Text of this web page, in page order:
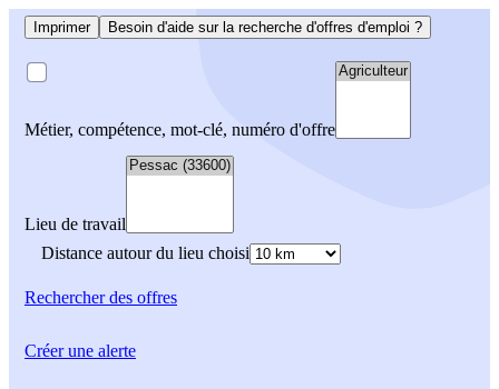
Imprimer Besoin d'aide sur la recherche d'offres d'emploi ?
Métier, compétence, mot-clé, numéro d'offre
Lieu de travail
Distance autour du lieu choisi
Rechercherdes offres
Créer une alerte